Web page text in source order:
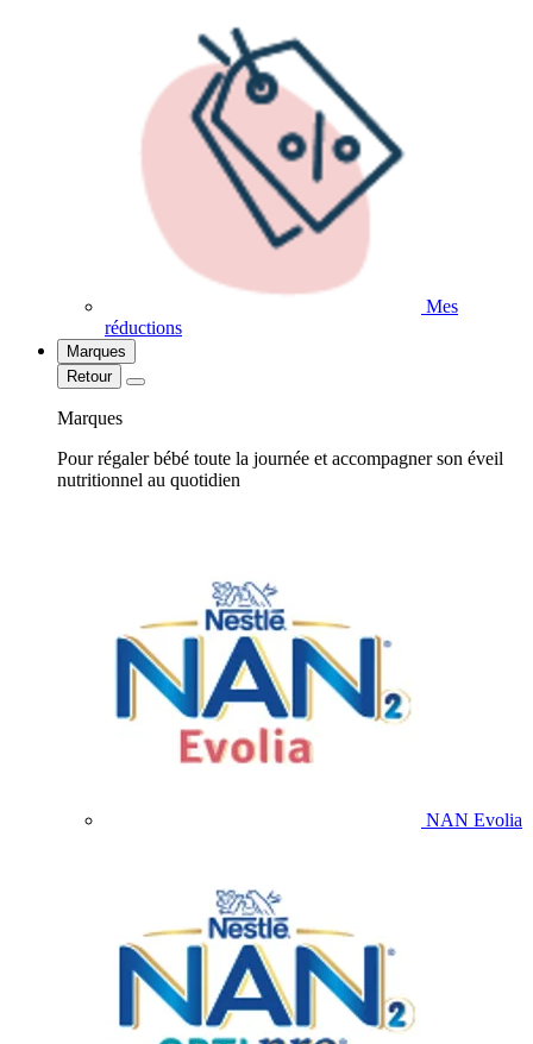
Mes
réductions
Marques
Retour
Marques
Pour régaler bébé toute la journée et accompagner son éveil
nutritionnel au quotidien
NAN Evolia